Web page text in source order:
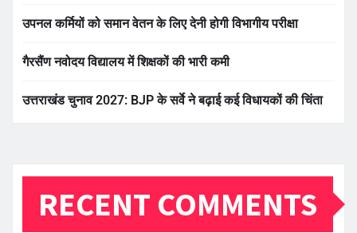
उपनल कर्मियों को समान वेतन के लिए देनी होगी विभागीय परीक्षा
गैरसैंण नवोदय विद्यालय में शिक्षकों की भारी कमी
उत्तराखंड चुनाव 2027: BJP के सर्वे ने बढ़ाई कई विधायकों की चिंता
RECENT COMMENTS